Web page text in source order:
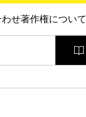
わせ著作権について